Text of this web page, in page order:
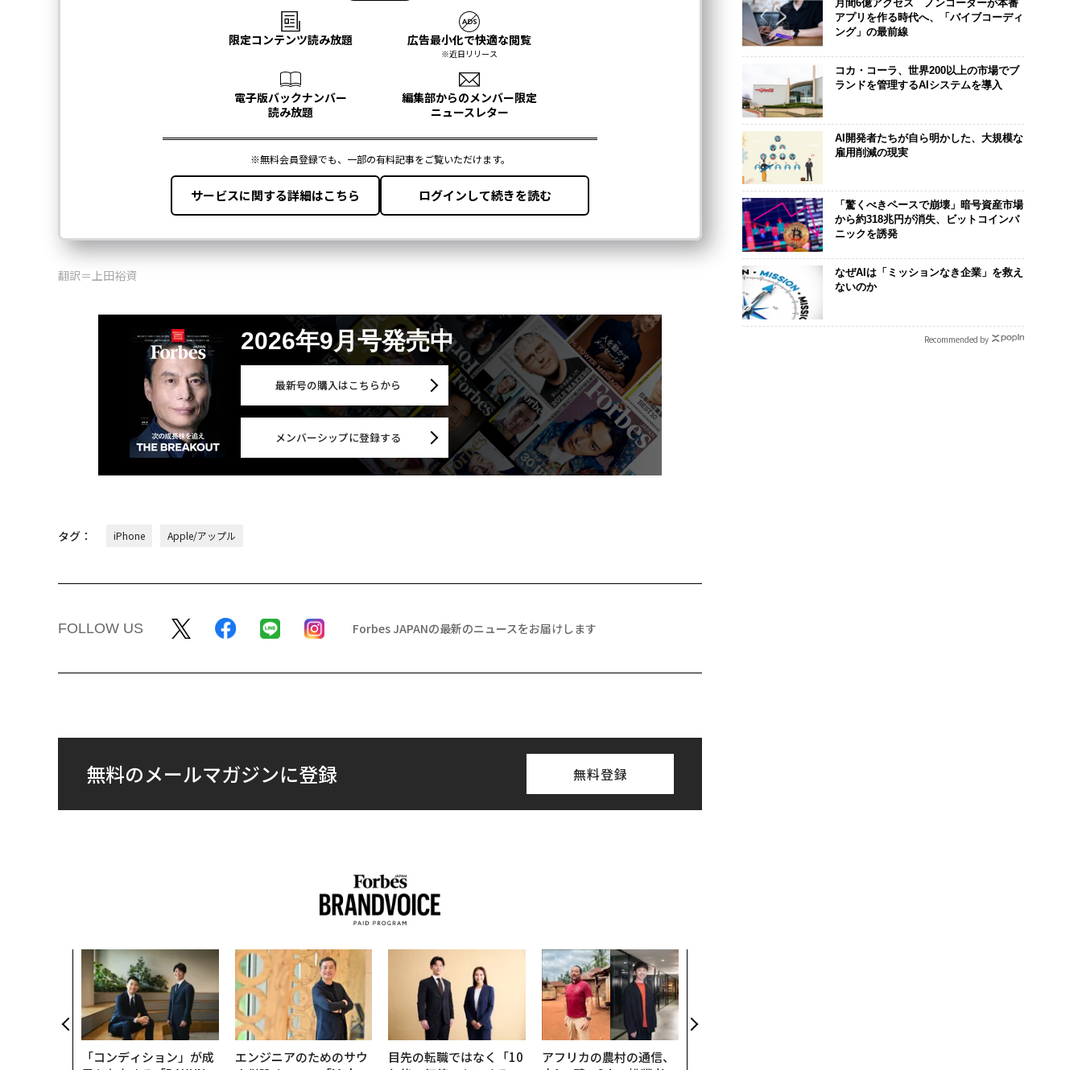
翻訳＝上田裕資
2026年9月号発売中
最新号の購入はこちらから
メンバーシップに登録する
タグ： iPhone Apple/アップル
FOLLOW US Forbes JAPANの最新のニュースをお届けします
無料のメールマガジンに登録 無料登録
「コンディション」が成
エンジニアのためのサウ
目先の転職ではなく「10
アフリカの農村の通信、
月間6億アクセス ノンコーダーが本番
アプリを作る時代へ、「バイブコーディ
ング」の最前線
コカ・コーラ、世界200以上の市場でブ
ランドを管理するAIシステムを導入
AI開発者たちが自ら明かした、大規模な
雇用削減の現実
「驚くべきペースで崩壊」暗号資産市場
から約318兆円が消失、ビットコインパ
ニックを誘発
なぜAIは「ミッションなき企業」を救え
ないのか
Recommended by